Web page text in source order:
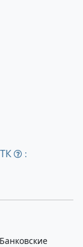
:
Банковские